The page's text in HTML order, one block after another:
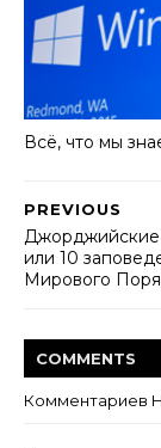
Всё, что мы
PREVIOUS
Джорджийские
или 10
Мирового
COMMENTS
Комментариев